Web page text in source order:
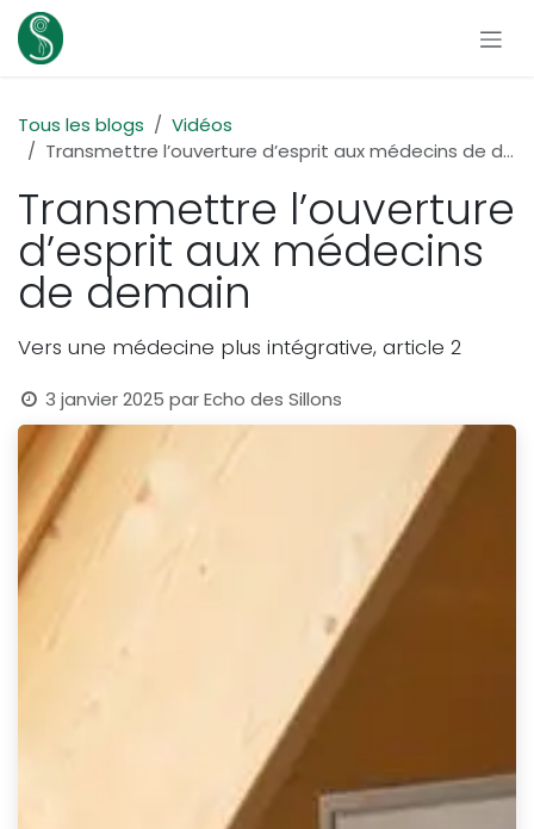
Se rendre au contenu
Tous les blogs
Vidéos
Transmettre l’ouverture d’esprit aux médecins de demain
Transmettre l’ouverture
d’esprit aux médecins
de demain
Vers une médecine plus intégrative, article 2
3 janvier 2025 parEcho des Sillons